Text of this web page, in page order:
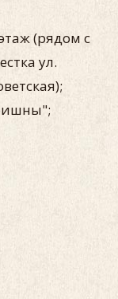
(рядом с
ул.